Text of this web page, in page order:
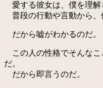
愛する彼女は、僕を理解
普段の行動や言動から、
だから嘘がわかるのだ。
この人の性格でそんなこ
だ。
だから即言うのだ。